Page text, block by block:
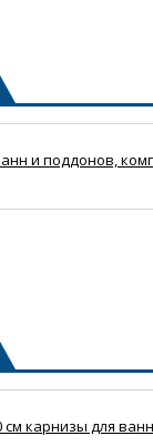
и поддонов,
карнизы для